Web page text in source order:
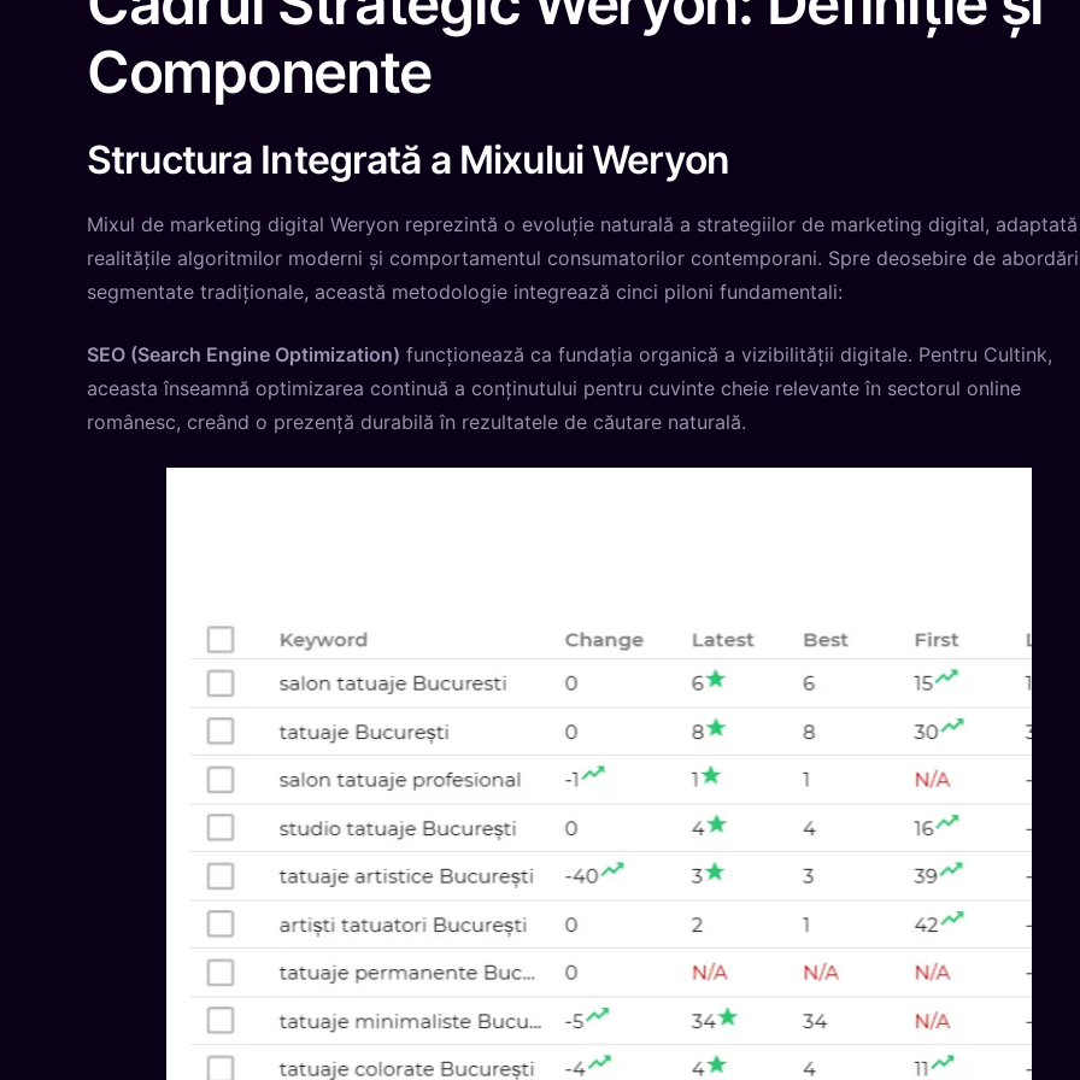
Componente
Structura Integrată a Mixului Weryon
Mixul de marketing digital Weryon reprezintă o evoluție naturală a strategiilor de marketing digital,
realitățile algoritmilor moderni și comportamentul consumatorilor contemporani. Spre deosebire de
segmentate tradiționale, această metodologie integrează cinci piloni fundamentali:
SEO (Search Engine Optimization) funcționează ca fundația organică a vizibilității digitale. Pentru Cultink,
aceasta înseamnă optimizarea continuă a conținutului pentru cuvinte cheie relevante în sectorul online
românesc, creând o prezență durabilă în rezultatele de căutare naturală.